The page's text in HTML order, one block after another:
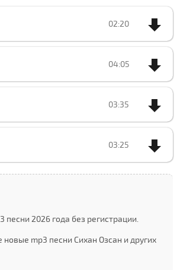
02:20
04:05
03:35
03:25
2026 года без регистрации.
mp3 песни Cихан Озcан и других